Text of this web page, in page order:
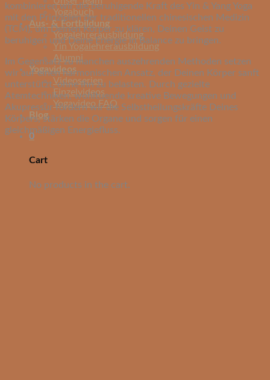
Yogabuch
Aus- & Fortbildung
Yogalehrerausbildung
Yin Yogalehrerausbildung
Alumni
Yogavideos
Videoserien
Einzelvideos
Yogavideo FAQ
Blog
0
Cart
No products in the cart.
kombinieren wir die beruhigende Kraft des Yin & Yang Yoga
mit den Prinzipien der traditionellen chinesischen Medizin
(TCM), um Deinen Körper zu klären, Deinen Geist zu
beruhigen und Deine Energie in Balance zu bringen.
Im Gegensatz zu manchen auszehrenden Methoden setzen
wir auf einen harmonischen Ansatz, der Deinen Körper sanft
unterstützt, ohne ihn zu belasten. Durch gezielte
Atemtechniken, wohltuende kreative Bewegungen und
Akupressur fördern wir die Selbstheilungskräfte Deines
Körpers, stärken die Organe und sorgen für einen
gleichmäßigen Energiefluss.